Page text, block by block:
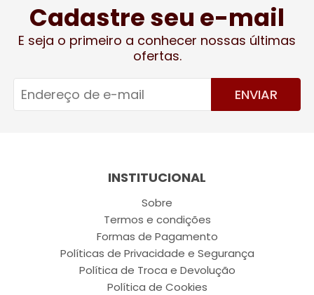
Cadastre seu e-mail
E seja o primeiro a conhecer nossas últimas
ofertas.
ENVIAR
INSTITUCIONAL
Sobre
Termos e condições
Formas de Pagamento
Políticas de Privacidade e Segurança
Política de Troca e Devolução
Política de Cookies